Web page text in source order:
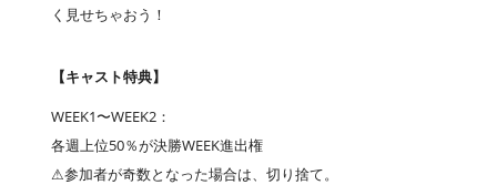
く見せちゃおう！
【キャスト特典】
WEEK1〜WEEK2：
各週上位50％が決勝WEEK進出権
⚠︎参加者が奇数となった場合は、切り捨て。